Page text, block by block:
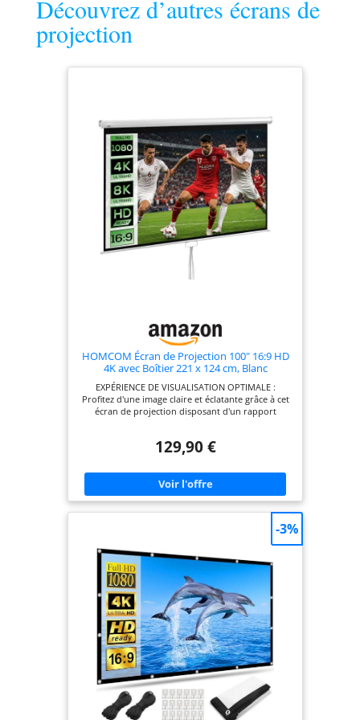
avec Kit
Découvrez d’autres écrans de
projection
HOMCOM Écran de Projection 100" 16:9 HD
4K avec Boîtier 221 x 124 cm, Blanc
EXPÉRIENCE DE VISUALISATION OPTIMALE :
Profitez d'une image claire et éclatante grâce à cet
écran de projection disposant d'un rapport
de vision de 160 degrés CONCEPTION RÉGLABLE
cinéma est doté d'un mécanisme de verrouillage
automatique qui vous permet de modifier
aisément la hauteur pour une expérience de
visualisation idéale INSTALLATION POLYVALENTE :
montage mural, cette toile de vidéoprojecteur
s'adapte parfaitement à l'agencement de votre
espace MATÉRIAU SÉLECTIONNÉ : Plastique mat de
qualité, sans plis, facile à nettoyer, durablement
clair et hygiénique. La conception à trois couches
bloque la lumière, servant également de rideau
occultant pour améliorer l'expérience de
visionnage SPÉCIFICATIONS DE L'ÉCRAN DE
PROJECTION : Dimensions de l'écran : 221l x 124H
cm ; - L'assemblage est requis et le matériel
d'installation n'est pas inclus.
129,90 €
-3%